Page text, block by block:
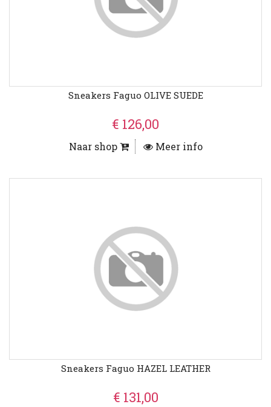
Sneakers Faguo OLIVE SUEDE
€ 126,00
Naar shop Meer info
Sneakers Faguo HAZEL LEATHER
€ 131,00